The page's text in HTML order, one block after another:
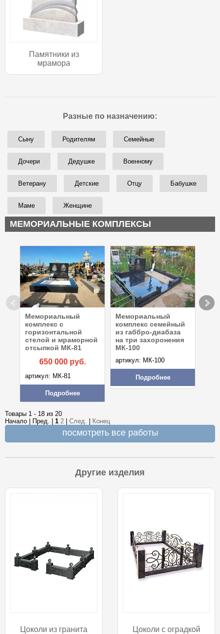
Памятники из
мрамора
Разные по назначению:
Сыну Родителям Семейные
Дочери Дедушке Военному
Ветерану Детские Отцу Бабушке
Маме Женщине
МЕМОРИАЛЬНЫЕ КОМПЛЕКСЫ
Мемориальный
комплекс с
горизонтальной
стелой и мраморной
отсыпкой МК-81
650 000руб.
артикул: МК-81
Подробнее
Мемориальный
комплекс семейный
из габбро-диабаза
на три захоронения
МК-100
артикул: МК-100
Подробнее
Товары 1 - 18 из 20
Начало | Пред. | 1 2 След. Конец
посмотреть все работы
Другие изделия
Цоколи из гранита Цоколи с оградкой